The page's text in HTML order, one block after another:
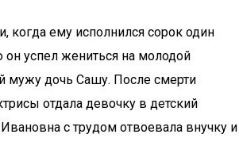
когда ему исполнился сорок один
успел жениться на молодой
мужу дочь Сашу. После смерти
отдала девочку в детский
с трудом отвоевала внучку и